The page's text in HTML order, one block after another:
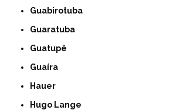
Guabirotuba
Guaratuba
Guatupê
Guaíra
Hauer
Hugo Lange